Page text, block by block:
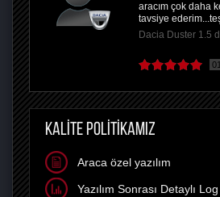
aracım çok daha
tavsiye
Dacia Duster 1.5
KALİTE POLİTİKAMIZ
Araca özel yazılım
Yazılım Sonrası Detaylı Log